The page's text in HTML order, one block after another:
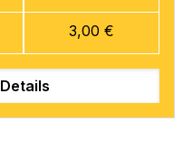
3,00 €
Details